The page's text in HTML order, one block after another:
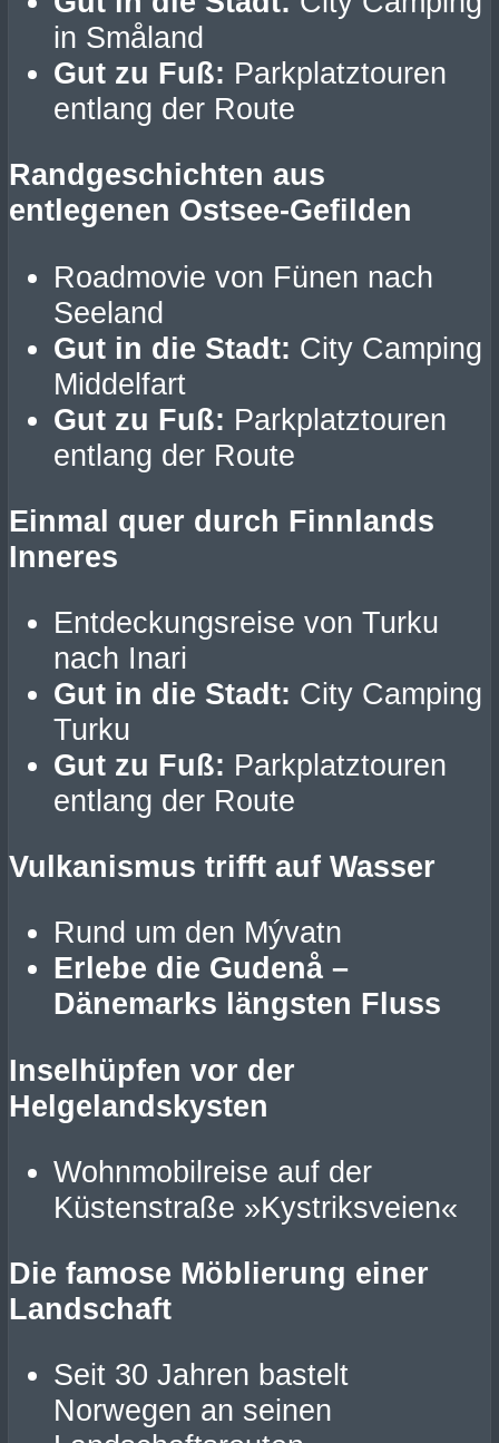
in Småland
Gut zu Fuß: Parkplatztouren
entlang der Route
Randgeschichten aus
entlegenen Ostsee-Gefilden
Roadmovie von Fünen nach
Seeland
Gut in die Stadt: City Camping
Middelfart
Gut zu Fuß: Parkplatztouren
entlang der Route
Einmal quer durch Finnlands
Inneres
Entdeckungsreise von Turku
nach Inari
Gut in die Stadt: City Camping
Turku
Gut zu Fuß: Parkplatztouren
entlang der Route
Vulkanismus trifft auf Wasser
Rund um den Mývatn
Erlebe die Gudenå –
Dänemarks längsten Fluss
Inselhüpfen vor der
Helgelandskysten
Wohnmobilreise auf der
Küstenstraße »Kystriksveien«
Die famose Möblierung einer
Landschaft
Seit 30 Jahren bastelt
Norwegen an seinen